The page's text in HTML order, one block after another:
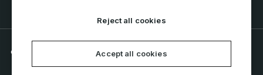
© 2026 CNC Software, LLC. All rights reserved.
Reject all cookies
Accept all cookies